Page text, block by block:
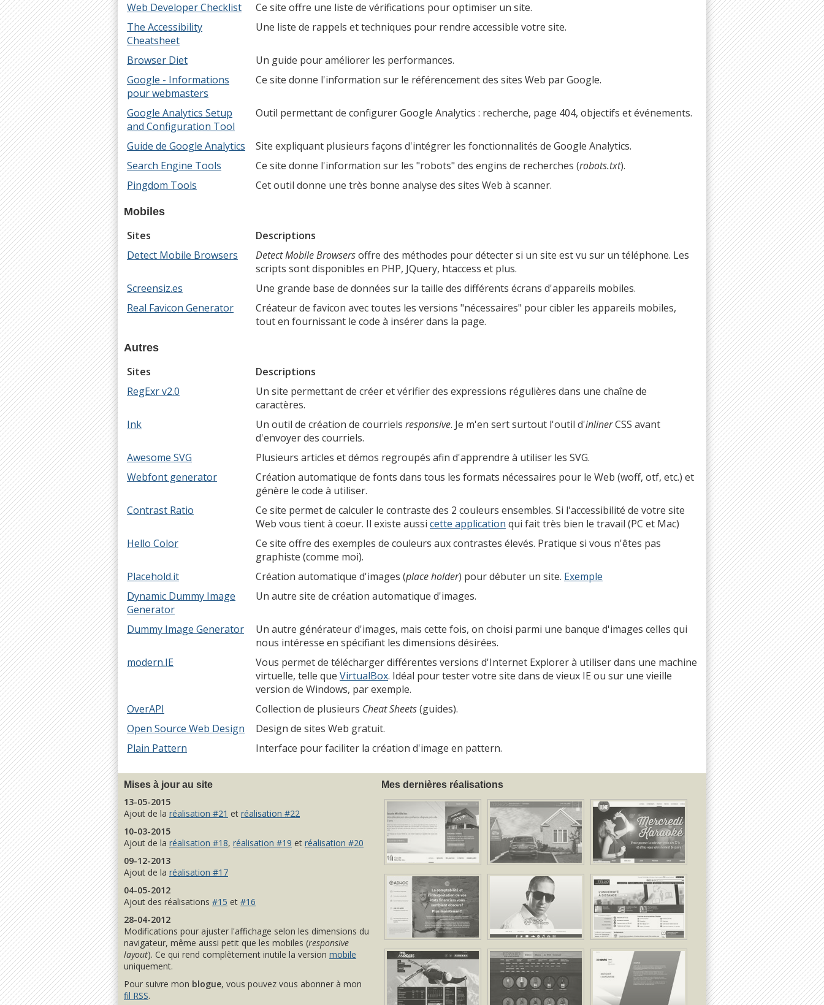
Web Developer Checklist
Ce site offre une liste de vérifications pour optimiser un site.
The Accessibility
Cheatsheet
Une liste de rappels et techniques pour rendre accessible votre site.
Browser Diet
Un guide pour améliorer les performances.
Google - Informations
pour webmasters
Ce site donne l'information sur le référencement des sites Web par Google.
Google Analytics Setup
and Configuration Tool
Outil permettant de configurer Google Analytics : recherche, page 404, objectifs et événements.
Guide de Google Analytics
Site expliquant plusieurs façons d'intégrer les fonctionnalités de Google Analytics.
Search Engine Tools
Ce site donne l'information sur les "robots" des engins de recherches (robots.txt).
Pingdom Tools
Cet outil donne une très bonne analyse des sites Web à scanner.
Mobiles
Sites
Descriptions
Detect Mobile Browsers
Detect Mobile Browsersoffre des méthodes pour détecter si un site est vu sur un téléphone. Les
scripts sont disponibles en PHP, JQuery, htaccess et plus.
Screensiz.es
Une grande base de données sur la taille des différents écrans d'appareils mobiles.
Real Favicon Generator
Créateur de favicon avec toutes les versions "nécessaires" pour cibler les appareils mobiles,
tout en fournissant le code à insérer dans la page.
Autres
Sites
Descriptions
RegExr v2.0
Un site permettant de créer et vérifier des expressions régulières dans une chaîne de
caractères.
Ink
Un outil de création de courriels responsive. Je m'en sert surtout l'outil d'inlinerCSS avant
d'envoyer des courriels.
Awesome SVG
Plusieurs articles et démos regroupés afin d'apprendre à utiliser les SVG.
Webfont generator
Création automatique de fonts dans tous les formats nécessaires pour le Web (woff, otf, etc.) et
génère le code à utiliser.
Contrast Ratio
Ce site permet de calculer le contraste des 2 couleurs ensembles. Si l'accessibilité de votre site
Web vous tient à coeur. Il existe aussi cette application qui fait très bien le travail (PC et Mac)
Hello Color
Ce site offre des exemples de couleurs aux contrastes élevés. Pratique si vous n'êtes pas
graphiste (comme moi).
Placehold.it
Création automatique d'images (place holder) pour débuter un site. Exemple
Dynamic Dummy Image
Generator
Un autre site de création automatique d'images.
Dummy Image Generator
Un autre générateur d'images, mais cette fois, on choisi parmi une banque d'images celles qui
nous intéresse en spécifiant les dimensions désirées.
modern.IE
Vous permet de télécharger différentes versions d'Internet Explorer à utiliser dans une machine
virtuelle, telle que VirtualBox. Idéal pour tester votre site dans de vieux IE ou sur une vieille
version de Windows, par exemple.
OverAPI
Collection de plusieurs Cheat Sheets(guides).
Open Source Web Design
Design de sites Web gratuit.
Plain Pattern
Interface pour faciliter la création d'image en pattern.
Mises à jour au site
13-05-2015
Ajout de la réalisation #21 et réalisation #22
10-03-2015
Ajout de la réalisation #18, réalisation #19 et réalisation #20
09-12-2013
Ajout de la réalisation #17
04-05-2012
Ajout des réalisations #15 et #16
28-04-2012
Modifications pour ajuster l'affichage selon les dimensions du
navigateur, même aussi petit que les mobiles (responsive
layout). Ce qui rend complètement inutile la version mobile
uniquement.
Pour suivre mon blogue, vous pouvez vous abonner à mon
fil RSS.
Mes dernières réalisations